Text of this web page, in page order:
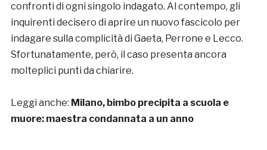
confronti di ogni singolo indagato. Al contempo, gli
inquirenti decisero di aprire un nuovo fascicolo per
indagare sulla complicità di Gaeta, Perrone e Lecco.
Sfortunatamente, però, il caso presenta ancora
molteplici punti da chiarire.
Leggi anche: Milano, bimbo precipita a scuola e
muore: maestra condannata a un anno